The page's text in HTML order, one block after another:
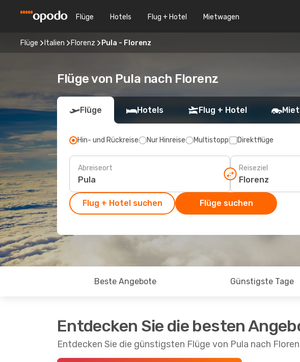
Flüge Hotels Flug + Hotel Mietwagen
Flüge Italien Florenz Pula - Florenz
Flüge von Pula nach Florenz
Flüge Hotels Flug + Hotel
Hin- und Rückreise Nur Hinreise Multistopp Direktflüge
Abreiseort Reiseziel
Flug + Hotel suchen Flüge suchen
Beste Angebote Günstigste Tage
Entdecken Sie die besten
Entdecken Sie die günstigsten Flüge von Pula nach